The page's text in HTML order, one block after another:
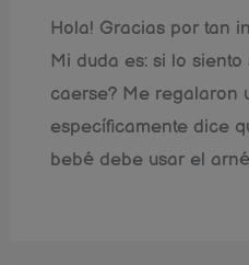
Hola! Gracias por tan
Mi duda es: si lo
caerse? Me regalaron
específicamente dice
bebé debe usar el